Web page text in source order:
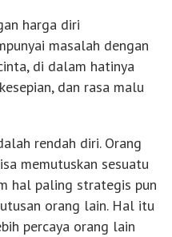
harga diri
masalah dengan
di dalam hatinya
dan rasa malu
rendah diri. Orang
memutuskan sesuatu
hal paling strategis pun
orang lain. Hal itu
percaya orang lain